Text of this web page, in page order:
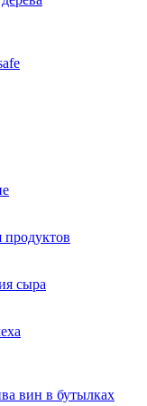
сыра
вин в бутылках